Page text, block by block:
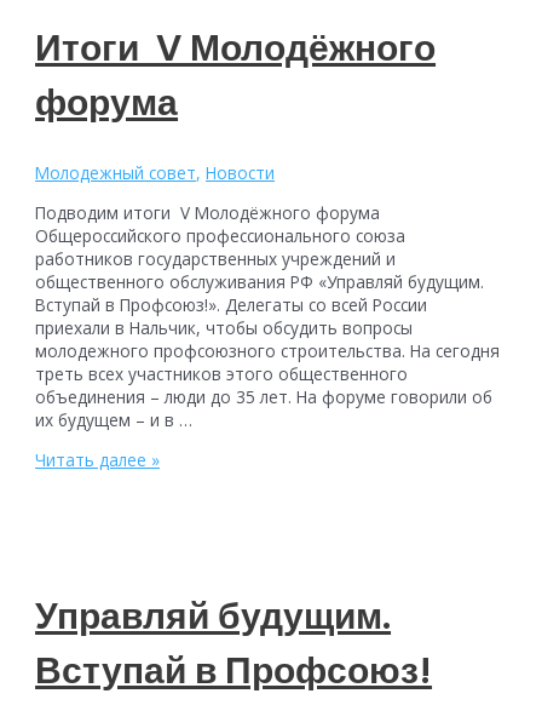
Итоги V Молодёжного
форума
Молодежный совет,Новости
Подводим итоги V Молодёжного форума
Общероссийского профессионального союза
работников государственных учреждений и
общественного обслуживания РФ «Управляй будущим.
Вступай в Профсоюз!». Делегаты со всей России
приехали в Нальчик, чтобы обсудить вопросы
молодежного профсоюзного строительства. На сегодня
треть всех участников этого общественного
объединения – люди до 35 лет. На форуме говорили об
их будущем – и в …
Итоги
Читать далее »
Управляй будущим.
Вступай в Профсоюз!